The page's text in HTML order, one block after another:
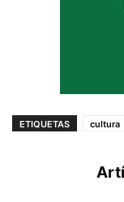
ETIQUETAS cultura